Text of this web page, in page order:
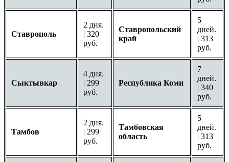
Ставрополь
2 дня.
| 320
руб.
Ставропольский
край
5
дней.
| 313
руб.
Сыктывкар
4 дня.
| 299
руб.
Республика Коми
7
дней.
| 340
руб.
Тамбов
2 дня.
| 299
руб.
Тамбовская
область
5
дней.
| 313
руб.